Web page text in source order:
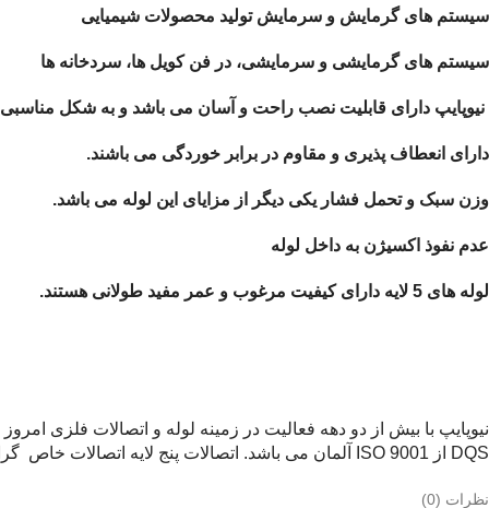
سیستم های گرمایش و سرمایش تولید محصولات شیمیایی
سیستم های گرمایشی و سرمایشی، در فن کویل ها، سردخانه ها
نیوپایپ دارای قابلیت نصب راحت و آسان می باشد و به شکل
دارای انعطاف پذیری و مقاوم در برابر خوردگی می باشند.
وزن سبک و تحمل فشار یکی دیگر از مزایای این لوله می باشد.
عدم نفوذ اکسیژن به داخل لوله
لوله های 5 لایه دارای کیفیت مرغوب و عمر مفید طولانی هستند.
DQS از ISO 9001 آلمان می باشد. اتصالات پنج لایه اتصالات خاص گران‌قیمت می باشند و با ابزار و تجهیزات مخصوص به راحتی قابل نصب می باشند
نظرات (0)